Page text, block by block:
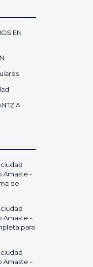
EN
Amaste -
de
Amaste -
para
Amaste -